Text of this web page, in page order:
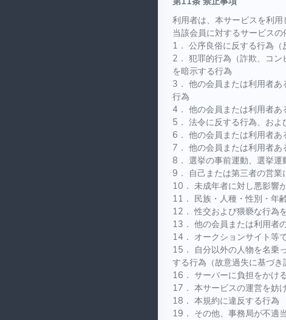
利用者は、本サービスを利
当該会員に対するサービス
1． 公序良俗に反する行為（
2． 犯罪的行為（詐欺、コ
を暗示する行為
3． 他の会員または利用者
行為
4． 他の会員または利用者
5． 法令に反する行為、お
6． 他の会員または利用者
7． 他の会員または利用者
8． 選挙の事前運動、選挙
9． 自己または第三者の営業
10． 未成年者に対し悪影響
11． 民族・人種・性別・年
12． 性交および猥褻な行為
13． 他の会員または利用者
14． オークションサイト等
15． 自分以外の人物を名乗
する行為（故意過失に基づき
16． サーバーに負担をかけ
17． 本サービスの運営を妨
18． 本規約に違反する行為
19． その他、事務局が不適